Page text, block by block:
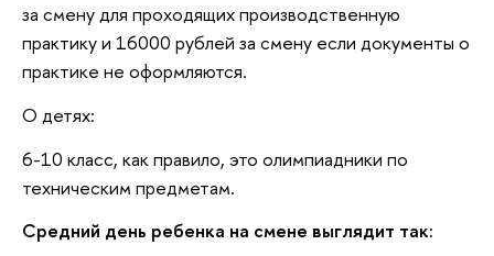
за смену для проходящих производственную
практику и 16000 рублей за смену если документы о
практике не оформляются.
О детях:
6-10 класс, как правило, это олимпиадники по
техническим предметам.
Средний день ребенка на смене выглядит так: